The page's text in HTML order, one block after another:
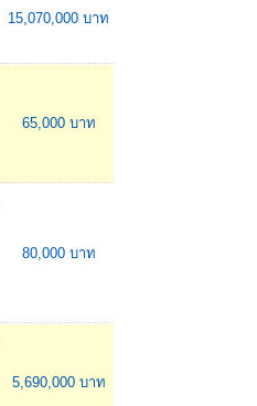
15,070,000 บาท
65,000 บาท
80,000 บาท
5,690,000 บาท